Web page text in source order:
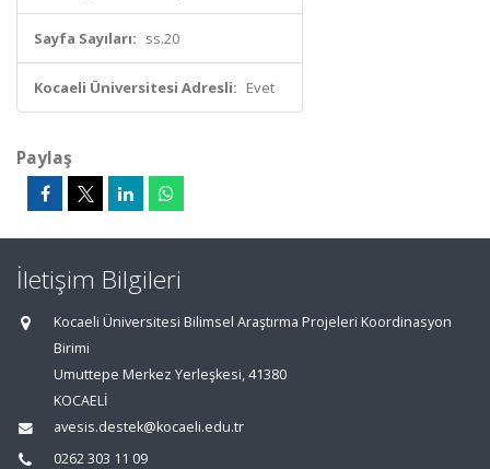
Sayfa Sayıları: ss.20
Kocaeli Üniversitesi Adresli: Evet
Paylaş
İletişim Bilgileri
Kocaeli Üniversitesi Bilimsel Araştırma Projeleri Koordinasyon
Birimi
Umuttepe Merkez Yerleşkesi, 41380
KOCAELİ
avesis.destek@kocaeli.edu.tr
0262 303 11 09